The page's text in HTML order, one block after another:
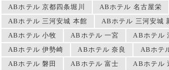
ABホテル 京都四条堀川 ABホテル 名古屋栄
ABホテル 三河安城 本館
ABホテル 三河安城
ABホテル 小牧
ABホテル 一宮 ABホテル
ABホテル 伊勢崎
ABホテル 奈良 ABホテ
ABホテル 磐田
ABホテル 富士 ABホテル